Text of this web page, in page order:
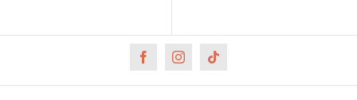
al
FacebookInstagramTiktok